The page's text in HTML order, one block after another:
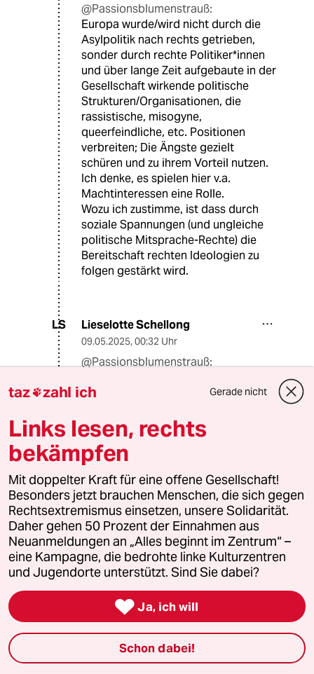
@Passionsblumenstrauß:
Europa wurde/wird nicht durch die
Asylpolitik nach rechts getrieben,
sonder durch rechte Politiker*innen
und über lange Zeit aufgebaute in der
Gesellschaft wirkende politische
Strukturen/Organisationen, die
rassistische, misogyne,
queerfeindliche, etc. Positionen
verbreiten; Die Ängste gezielt
schüren und zu ihrem Vorteil nutzen.
Ich denke, es spielen hier v.a.
Machtinteressen eine Rolle.
Wozu ich zustimme, ist dass durch
soziale Spannungen (und ungleiche
politische Mitsprache-Rechte) die
Bereitschaft rechten Ideologien zu
folgen gestärkt wird.
LS Lieselotte Schellong
09.05.2025, 00:32 Uhr
@Passionsblumenstrauß:
Flüchtlingen aus z.B. Syrien,
wahrlich geholfen...und wäre man
nicht so dämlich mit der Anforderung
umgegangen, wäre das Thema nie so
grundlos hochgekocht.
S shantivanille
08.05.2025 ,13:29 Uhr
Die Lehre vom 08. Mai: keine Nazis mehr!
Genau werden gefördert, wenn das Asyl-
System überstrapaziert wird.
Einfach mal die Dublin-Verordnungen
einhalten?
Wirtschaftswoche: "Was nicht gesagt wird ist,
dass Migranten nur deshalb deutsche Grenzen
übertreten können, weil sie zuvor in einem
taz zahl ich Gerade nicht
Links lesen, rechts
bekämpfen
Mit doppelter Kraft für eine offene Gesellschaft!
Besonders jetzt brauchen Menschen, die sich gegen
Rechtsextremismus einsetzen, unsere Solidarität.
Daher gehen 50 Prozent der Einnahmen aus
Neuanmeldungen an „Alles beginnt im Zentrum“ –
eine Kampagne, die bedrohte linke Kulturzentren
und Jugendorte unterstützt. Sind Sie dabei?
 Ja, ich will
Schon dabei!